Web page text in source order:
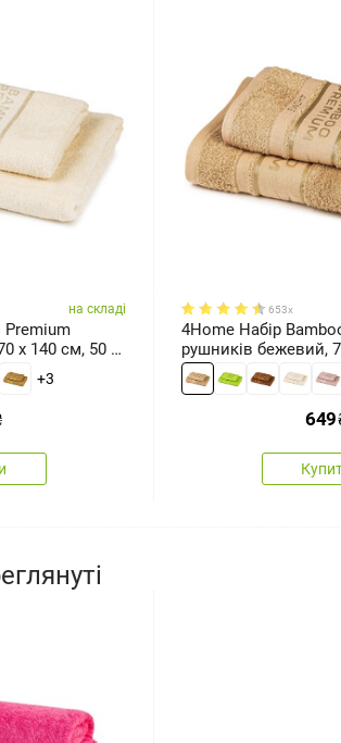
на складі
Premium
x 140 см, 50 x
+3
653x
4Home Набір
рушників бежевий,
100 см
649